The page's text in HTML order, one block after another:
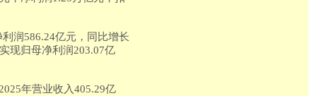
润586.24亿元，同比增长
现归母净利润203.07亿
年营业收入405.29亿